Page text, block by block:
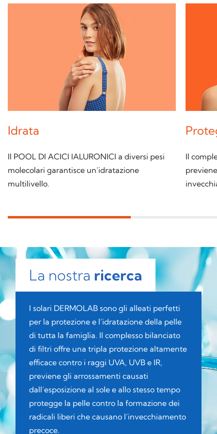
Idrata
Il POOL DI ACICI IALURONICI a diversi pesi
molecolari garantisce un’idratazione
multilivello.
Il
La nostra ricerca
I solari DERMOLAB sono gli alleati perfetti
per la protezione e l’idratazione della pelle
di tutta la famiglia. Il complesso bilanciato
di filtri offre una tripla protezione altamente
efficace contro i raggi UVA, UVB e IR,
previene gli arrossamenti causati
dall’esposizione al sole e allo stesso tempo
protegge la pelle contro la formazione dei
radicali liberi che causano l’invecchiamento
precoce.